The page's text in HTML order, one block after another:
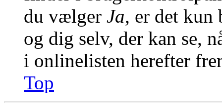
du vælger Ja, er det kun
og dig selv, der kan se,
i onlinelisten herefter
Top